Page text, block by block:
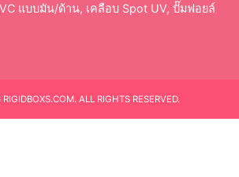
แบบมัน/ด้าน, เคลือบ Spot UV, ปั๊มฟอยล์
ALL RIGHTS RESERVED.